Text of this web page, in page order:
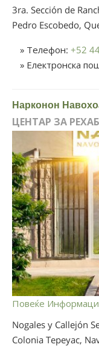
3ra. Sección de
Pedro Escobedo,
» Телефон: +52
» Електронска
Нарконон
ЦЕНТАР ЗА
Повеќе
Nogales y Callejón
Colonia Tepeyac,